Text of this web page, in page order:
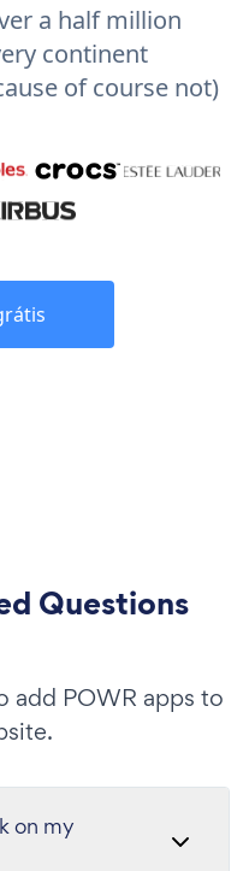
a half million
continent
of course not)
Questions
add POWR apps to
on my